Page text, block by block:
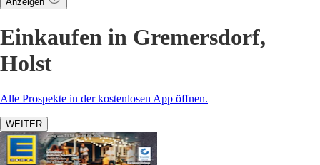
Einkaufen in Gremersdorf,
Holst
Alle Prospekte in der kostenlosen App öffnen.
WEITER